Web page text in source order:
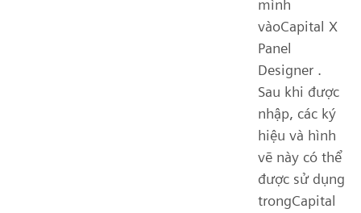
mình
vàoCapital X
Panel
Designer .
Sau khi được
nhập, các ký
hiệu và hình
vẽ này có thể
được sử dụng
trongCapital